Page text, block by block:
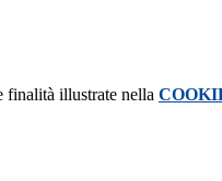
finalità illustrate nella